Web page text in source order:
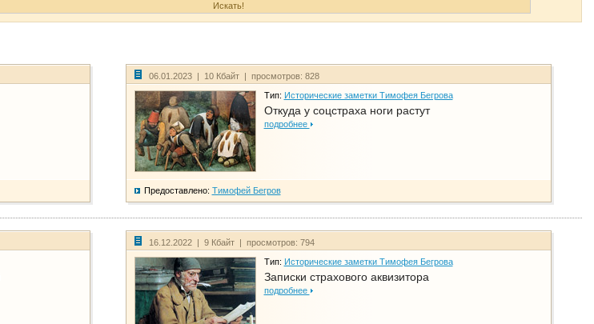
06.01.2023 | 10 Кбайт | просмотров: 828
Тип: Исторические заметки Тимофея Бегрова
Откуда у соцстраха ноги растут
подробнее
Предоставлено: Тимофей Бегров
16.12.2022 | 9 Кбайт | просмотров: 794
Тип: Исторические заметки Тимофея Бегрова
Записки страхового аквизитора
подробнее